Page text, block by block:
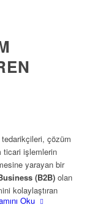
tedarikçileri, çözüm
ticari işlemlerin
yarayan bir
(B2B)olan
kolaylaştıran
Oku